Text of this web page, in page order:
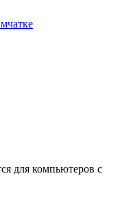
для компьютеров с